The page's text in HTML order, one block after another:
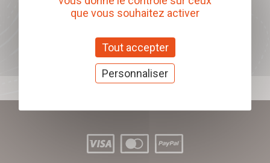
Offrez nos chèques
J'offre des chèques cadeaux
que vous souhaitez activer
Tout accepter
Personnaliser